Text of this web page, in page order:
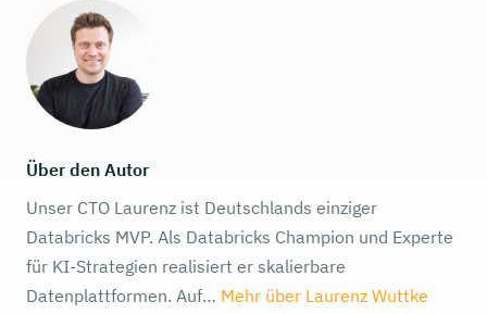
Über den Autor
Unser CTO Laurenz ist Deutschlands einziger
Databricks MVP. Als Databricks Champion und Experte
für KI-Strategien realisiert er skalierbare
Datenplattformen. Auf… Mehr über Laurenz Wuttke